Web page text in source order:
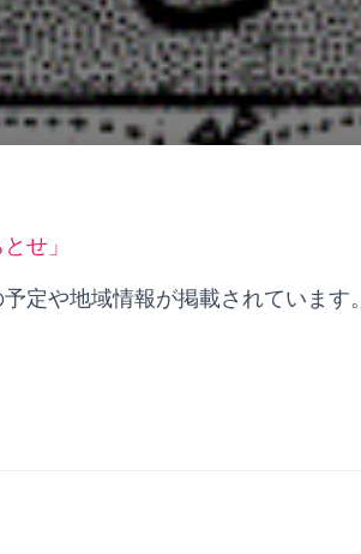
せ」
定や地域情報が掲載されています。